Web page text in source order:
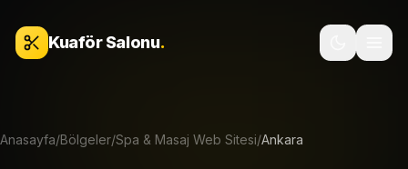
Kuaför Salonu.
Anasayfa/Bölgeler/Spa & Masaj Web Sitesi/Ankara